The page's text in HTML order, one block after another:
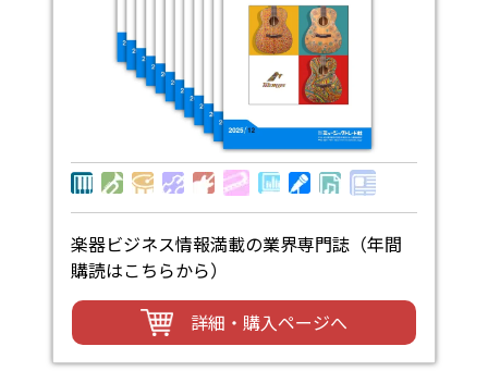
楽器ビジネス情報満載の業界専門誌（年間
購読はこちらから）
詳細・購入ページへ